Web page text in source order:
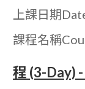
上課日期
課程名稱
程 (3-Day)